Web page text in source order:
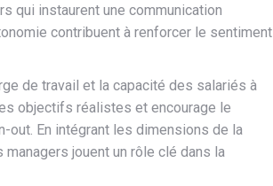
qui instaurent une communication
contribuent à renforcer le sentiment
de travail et la capacité des salariés à
objectifs réalistes et encourage le
out. En intégrant les dimensions de la
jouent un rôle clé dans la